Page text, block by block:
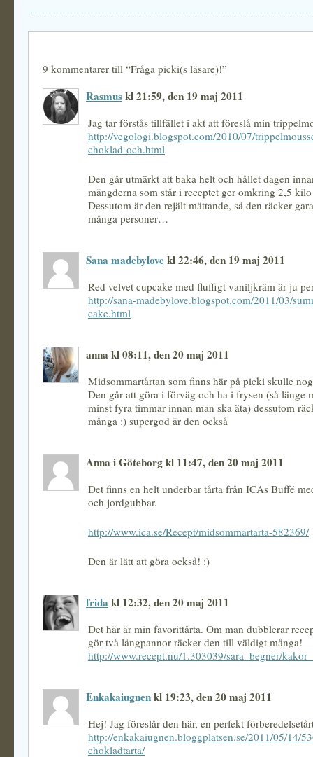
9 kommentarer till “Fråga picki(s läsare)!”
Rasmuskl 21:59, den 19 maj 2011
Jag tar förstås tillfället i akt att föreslå min
http://vegologi.blogspot.com/2010/07/
choklad-och.html
Den går utmärkt att baka helt och hållet dagen
mängderna som står i receptet ger omkring 2,5
Dessutom är den rejält mättande, så den räcker
många personer…
Sana madebylovekl 22:46, den 19 maj 2011
Red velvet cupcake med fluffigt vaniljkräm är ju
http://sana-madebylove.blogspot.com/2011/03/
cake.html
anna kl 08:11, den 20 maj 2011
Midsommartårtan som finns här på picki skulle
Den går att göra i förväg och ha i frysen (så länge
minst fyra timmar innan man ska äta) dessutom
många :) supergod är den också
Anna i Göteborg kl 11:47, den 20 maj 2011
Det finns en helt underbar tårta från ICAs Buffé
och jordgubbar.
http://www.ica.se/Recept/midsommartarta-582369/
Den är lätt att göra också! :)
frida kl 12:32, den 20 maj 2011
Det här är min favorittårta. Om man dubblerar
gör två långpannor räcker den till väldigt många!
http://www.recept.nu/1.303039/sara_begner/
Enkakaiugnenkl 19:23, den 20 maj 2011
Hej! Jag föreslår den här, en perfekt
http://enkakaiugnen.bloggplatsen.se/2011/05/14/
chokladtarta/